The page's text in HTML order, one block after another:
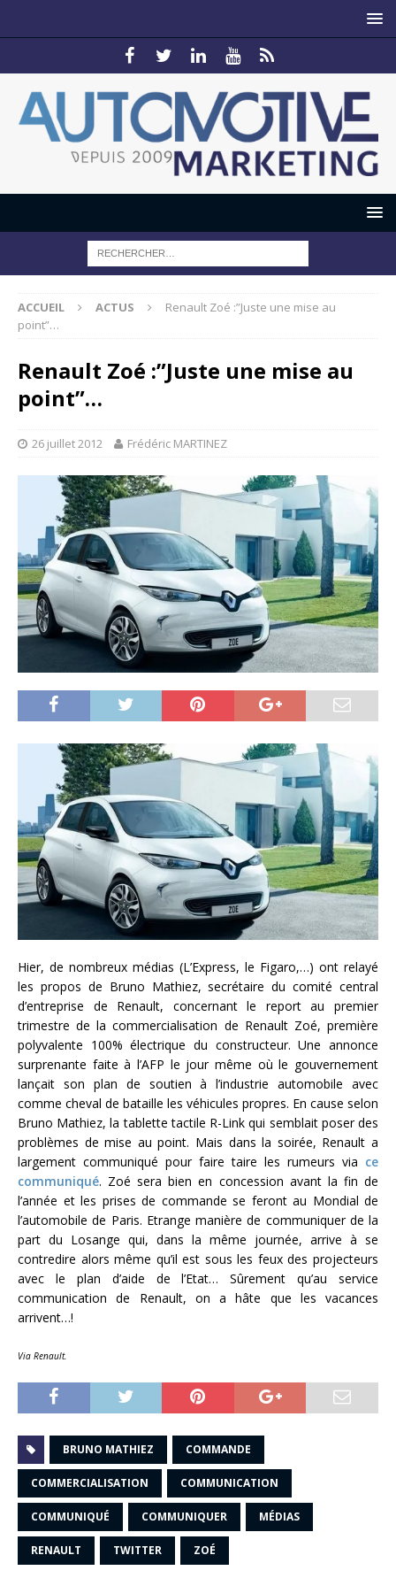
ACCUEIL ACTUS
Renault Zoé :”Juste une mise au
point”…
Renault Zoé :”Juste une mise au
point”…
26 juillet 2012 Frédéric MARTINEZ
Hier, de nombreux médias (L’Express, le Figaro,…) ont relayé
les propos de Bruno Mathiez, secrétaire du comité central
d’entreprise de Renault, concernant le report au premier
trimestre de la commercialisation de Renault Zoé, première
polyvalente 100% électrique du constructeur. Une annonce
surprenante faite à l’AFP le jour même où le gouvernement
lançait son plan de soutien à l’industrie automobile avec
comme cheval de bataille les véhicules propres. En cause selon
Bruno Mathiez, la tablette tactile R-Link qui semblait poser des
problèmes de mise au point. Mais dans la soirée, Renault a
largement communiqué pour faire taire les rumeurs via ce
communiqué. Zoé sera bien en concession avant la fin de
l’année et les prises de commande se feront au Mondial de
l’automobile de Paris. Etrange manière de communiquer de la
part du Losange qui, dans la même journée, arrive à se
contredire alors même qu’il est sous les feux des projecteurs
avec le plan d’aide de l’Etat… Sûrement qu’au service
communication de Renault, on a hâte que les vacances
arrivent…!
Via Renault.
BRUNO MATHIEZ COMMANDE
COMMERCIALISATION COMMUNICATION
COMMUNIQUÉ COMMUNIQUER MÉDIAS
RENAULT TWITTER ZOÉ